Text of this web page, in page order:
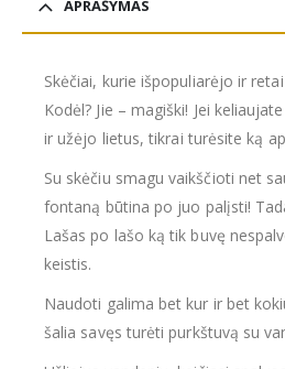
APRAŠYMAS
Skėčiai, kurie išpopuliarėjo ir
Kodėl? Jie – magiški! Jei
ir užėjo lietus, tikrai turėsite ką
Su skėčiu smagu vaikščioti net
fontaną būtina po juo palįsti!
Lašas po lašo ką tik buvę
keistis.
Naudoti galima bet kur ir bet
šalia savęs turėti purkštuvą su